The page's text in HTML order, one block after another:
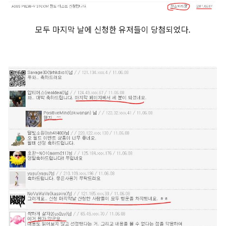
모두 마지막 날에 신청한 유저들이 당첨되었다.